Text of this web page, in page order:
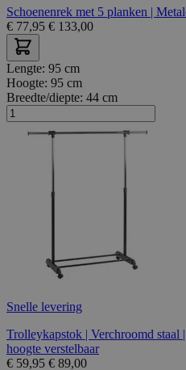
Schoenenrek met 5 planken |
€ 77,95 € 133,00
Lengte: 95 cm
Hoogte: 95 cm
Breedte/diepte: 44 cm
Snelle levering
Trolleykapstok | Verchroomd staal
hoogte verstelbaar
€ 59,95 € 89,00